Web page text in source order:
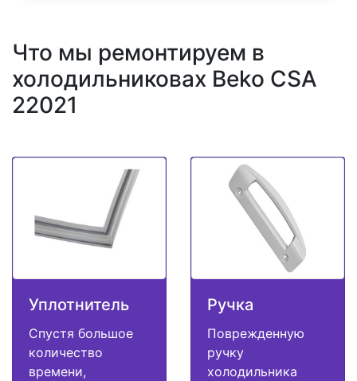
Что мы ремонтируем в
холодильниковах Beko CSA
22021
Уплотнитель
Спустя большое
количество
времени,
Ручка
Поврежденную
ручку
холодильника